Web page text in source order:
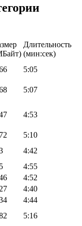
Длительность
(мин:сек)
5:05
5:07
4:53
5:10
4:42
4:55
4:52
4:40
4:44
5:16